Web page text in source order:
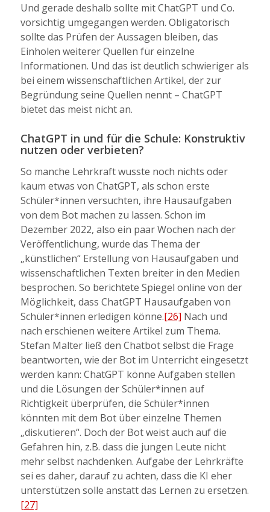
Und gerade deshalb sollte mit ChatGPT und Co.
vorsichtig umgegangen werden. Obligatorisch
sollte das Prüfen der Aussagen bleiben, das
Einholen weiterer Quellen für einzelne
Informationen. Und das ist deutlich schwieriger als
bei einem wissenschaftlichen Artikel, der zur
Begründung seine Quellen nennt – ChatGPT
bietet das meist nicht an.
ChatGPT in und für die Schule: Konstruktiv
nutzen oder verbieten?
So manche Lehrkraft wusste noch nichts oder
kaum etwas von ChatGPT, als schon erste
Schüler*innen versuchten, ihre Hausaufgaben
von dem Bot machen zu lassen. Schon im
Dezember 2022, also ein paar Wochen nach der
Veröffentlichung, wurde das Thema der
„künstlichen“ Erstellung von Hausaufgaben und
wissenschaftlichen Texten breiter in den Medien
besprochen. So berichtete Spiegel online von der
Möglichkeit, dass ChatGPT Hausaufgaben von
Schüler*innen erledigen könne.[26] Nach und
nach erschienen weitere Artikel zum Thema.
Stefan Malter ließ den Chatbot selbst die Frage
beantworten, wie der Bot im Unterricht eingesetzt
werden kann: ChatGPT könne Aufgaben stellen
und die Lösungen der Schüler*innen auf
Richtigkeit überprüfen, die Schüler*innen
könnten mit dem Bot über einzelne Themen
„diskutieren“. Doch der Bot weist auch auf die
Gefahren hin, z.B. dass die jungen Leute nicht
mehr selbst nachdenken. Aufgabe der Lehrkräfte
sei es daher, darauf zu achten, dass die KI eher
unterstützen solle anstatt das Lernen zu ersetzen.
[27]